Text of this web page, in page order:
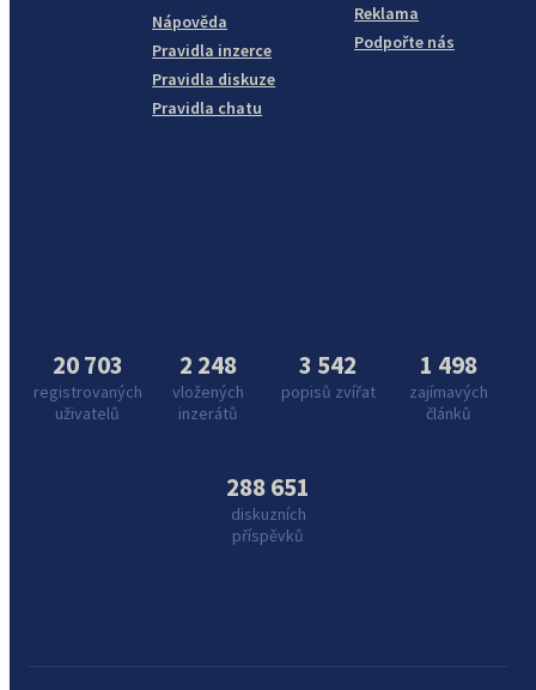
Nápověda
Pravidla inzerce
Pravidla diskuze
Pravidla chatu
Reklama
Podpořte nás
20 703
registrovaných
uživatelů
2 248
vložených
inzerátů
3 542
popisů zvířat
1 498
zajímavých
článků
288 651
diskuzních
příspěvků